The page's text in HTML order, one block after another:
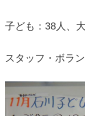
子ども：38人、
スタッフ・ボラ